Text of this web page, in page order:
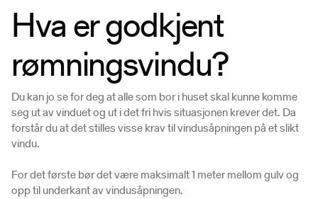
Hva er godkjent
rømningsvindu?
Du kan jo se for deg at alle som bor i huset skal kunne komme
seg ut av vinduet og ut i det fri hvis situasjonen krever det. Da
forstår du at det stilles visse krav til vindusåpningen på et slikt
vindu.
For det første bør det være maksimalt 1 meter mellom gulv og
opp til underkant av vindusåpningen.